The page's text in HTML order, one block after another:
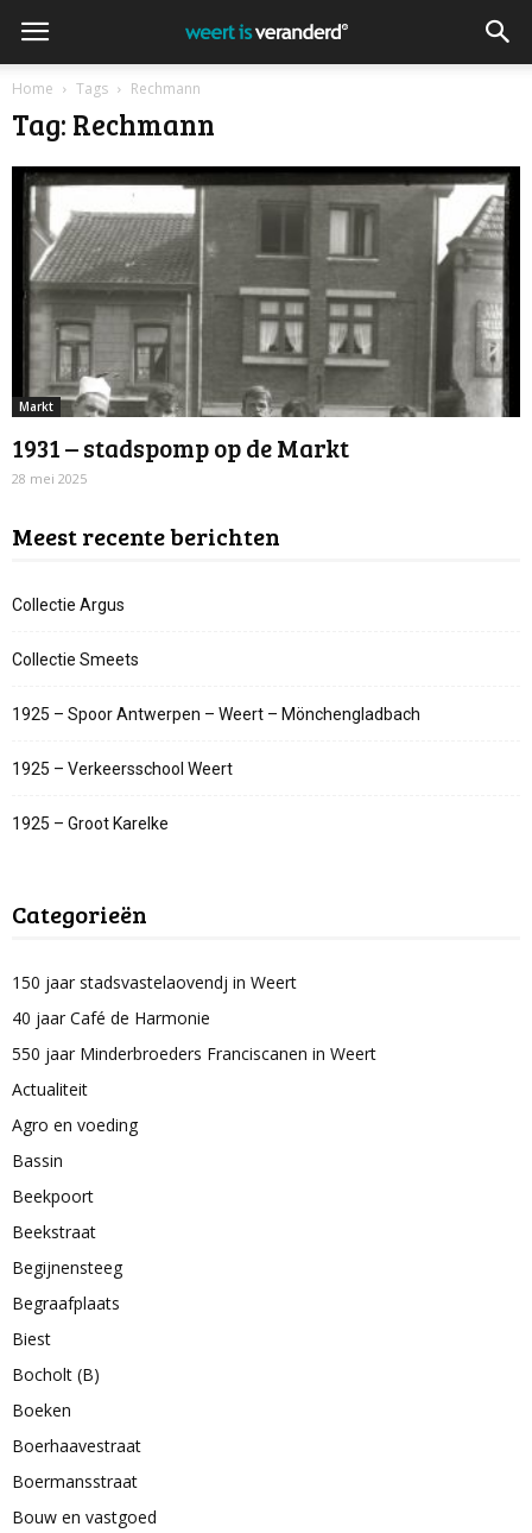
Home Tags Rechmann
Tag: Rechmann
Markt
1931 – stadspomp op de Markt
28 mei 2025
Meest recente berichten
Collectie Argus
Collectie Smeets
1925 – Spoor Antwerpen – Weert – Mönchengladbach
1925 – Verkeersschool Weert
1925 – Groot Karelke
Categorieën
150 jaar stadsvastelaovendj in Weert
40 jaar Café de Harmonie
550 jaar Minderbroeders Franciscanen in Weert
Actualiteit
Agro en voeding
Bassin
Beekpoort
Beekstraat
Begijnensteeg
Begraafplaats
Biest
Bocholt (B)
Boeken
Boerhaavestraat
Boermansstraat
Bouw en vastgoed